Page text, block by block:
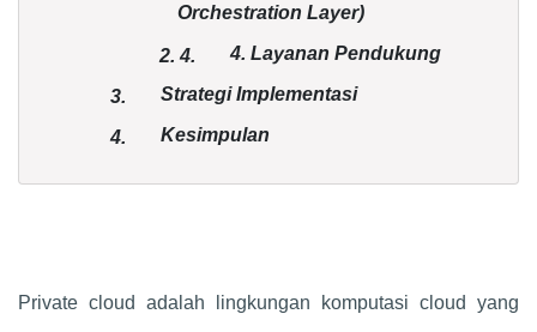
Orchestration Layer)
2.4. 4. Layanan Pendukung
3. Strategi Implementasi
4. Kesimpulan
Private cloud adalah lingkungan komputasi cloud yang